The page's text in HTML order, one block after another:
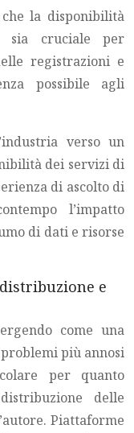
la disponibilità
sia cruciale per
registrazioni e
possibile agli
verso un
dei servizi di
di ascolto di
l’impatto
di dati e risorse
e
come una
più annosi
per quanto
delle
Piattaforme